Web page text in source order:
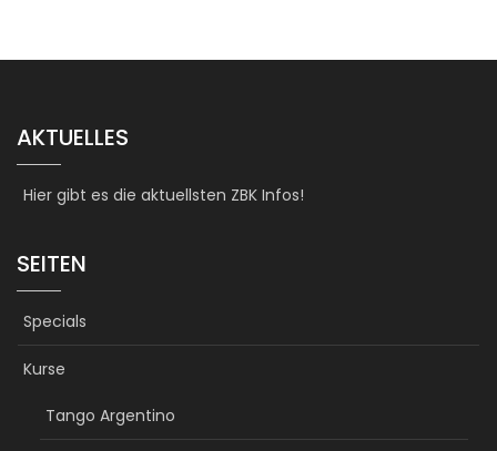
AKTUELLES
Hier gibt es die aktuellsten ZBK Infos!
SEITEN
Specials
Kurse
Tango Argentino